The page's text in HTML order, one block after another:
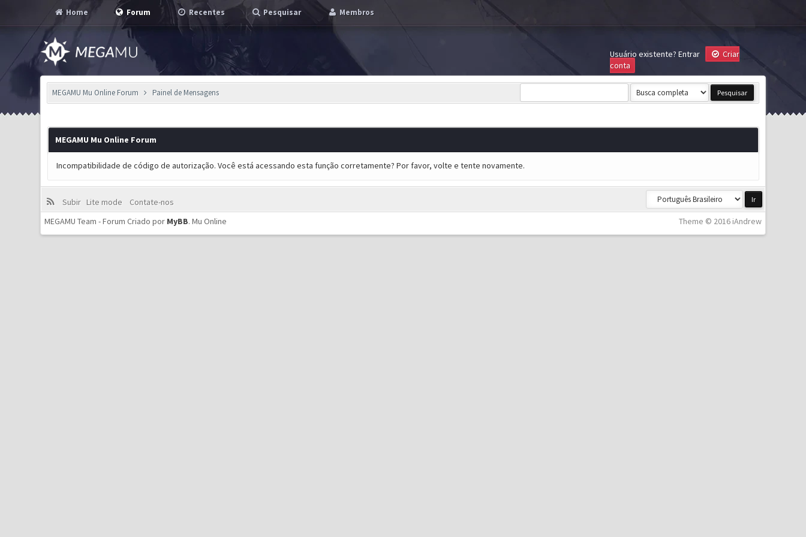
Home Forum Recentes Pesquisar Membros
Usuário existente? Entrar
Criar
conta
MEGAMU Mu Online Forum Painel de Mensagens
MEGAMU Mu Online Forum
Incompatibilidade de código de autorização. Você está acessando esta função corretamente? Por favor, volte e tente novamente.
Subir Lite mode
Contate-nos
Theme © 2016 iAndrew
MEGAMU Team - Forum Criado por MyBB.Mu Online